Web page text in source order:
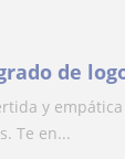
de
y
Te en...